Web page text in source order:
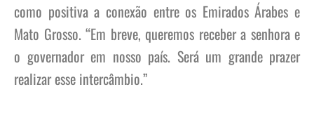
como positiva a conexão entre os Emirados Árabes e
Mato Grosso. “Em breve, queremos receber a senhora e
o governador em nosso país. Será um grande prazer
realizar esse intercâmbio.”